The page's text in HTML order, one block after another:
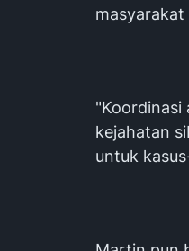
"Koordinasi
kejahatan
untuk